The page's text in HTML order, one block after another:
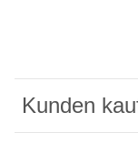
Kunden